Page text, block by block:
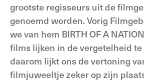
grootste regisseurs uit de
genoemd worden. Vorig
we van hem BIRTH OF A
films lijken in de vergetelheid te
daarom lijkt ons de vertoning
filmjuweeltje zeker op zijn